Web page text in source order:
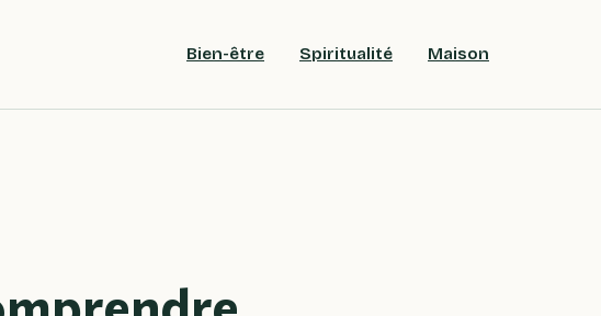
Bien-être Spiritualité Maison